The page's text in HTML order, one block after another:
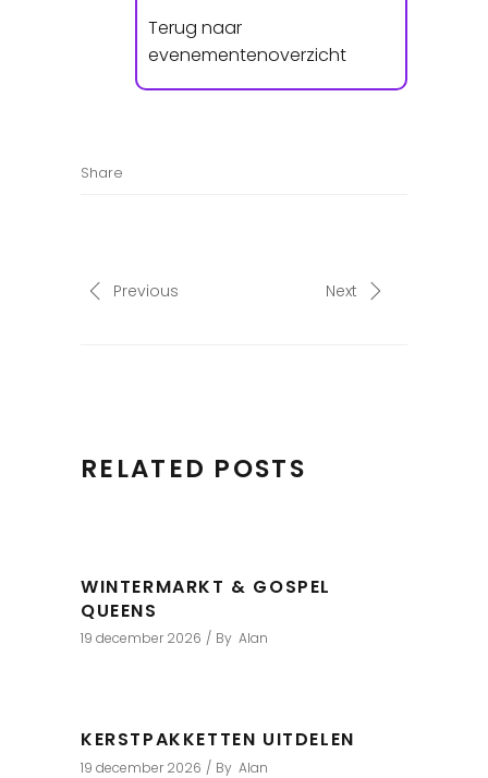
Terug naar
evenementenoverzicht
Share
Previous Next
RELATED POSTS
WINTERMARKT & GOSPEL
QUEENS
19 december 2026 By Alan
KERSTPAKKETTEN UITDELEN
19 december 2026 By Alan